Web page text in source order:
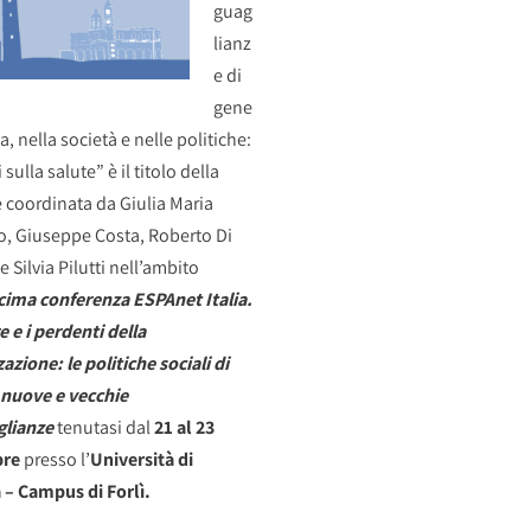
guag
lianz
e di
gene
nella società e nelle politiche:
salute” è il titolo della
coordinata da Giulia Maria
Giuseppe Costa, Roberto Di
Silvia Pilutti nell’ambito
conferenza ESPAnet Italia.
e i perdenti della
le politiche sociali di
e vecchie
tenutasi dal21 al 23
presso l’Università di
Campus di Forlì.